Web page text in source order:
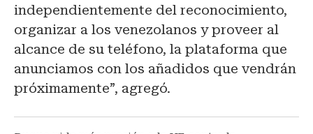
independientemente del reconocimiento,
organizar a los venezolanos y proveer al
alcance de su teléfono, la plataforma que
anunciamos con los añadidos que vendrán
próximamente”, agregó.